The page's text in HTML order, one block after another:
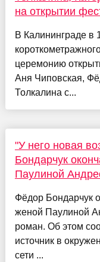
на открытии
В Калининграде в
церемонию
Аня Чиповская,
Толкалина с...
"У него новая
Бондарчук
Паулиной
Фёдор Бондарчук
женой Паулиной
роман. Об этом
источник в
сети ...